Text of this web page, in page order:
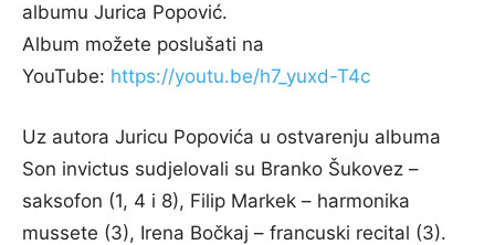
albumu Jurica Popović.
Album možete poslušati na
YouTube: https://youtu.be/h7_yuxd-T4c
Uz autora Juricu Popovića u ostvarenju albuma
Son invictus sudjelovali su Branko Šukovez –
saksofon (1, 4 i 8), Filip Markek – harmonika
mussete (3), Irena Bočkaj – francuski recital (3).